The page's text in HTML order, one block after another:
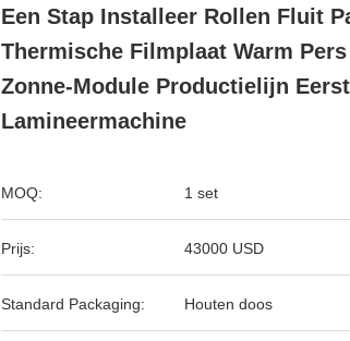
Een Stap Installeer Rollen Fluit
Thermische Filmplaat Warm
Zonne-Module Productielijn
Lamineermachine
MOQ: 1 set
Prijs: 43000 USD
Standard Packaging: Houten doos